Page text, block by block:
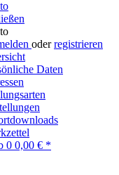
oderregistrieren
Daten
0 0,00 € *